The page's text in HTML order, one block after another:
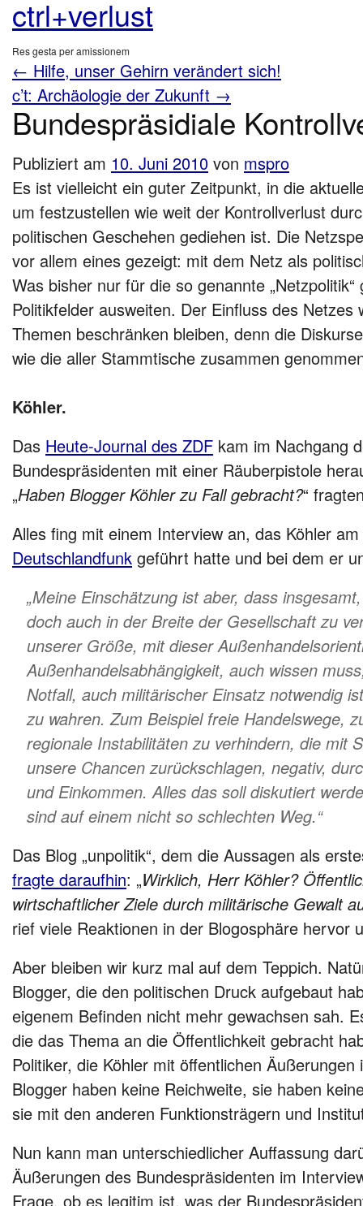
ctrl+verlust
Res gesta per amissionem
← Hilfe, unser Gehirn verändert sich!
c’t: Archäologie der Zukunft →
Bundespräsidiale
Publiziert am 10. Juni 2010 von mspro
Es ist vielleicht ein guter Zeitpunkt, in die
um festzustellen wie weit der Kontrollverlust
politischen Geschehen gediehen ist. Die
vor allem eines gezeigt: mit dem Netz als
Was bisher nur für die so genannte
Politikfelder ausweiten. Der Einfluss des Netzes
Themen beschränken bleiben, denn die
wie die aller Stammtische zusammen
Köhler.
Das Heute-Journal des ZDF kam im Nachgang
Bundespräsidenten mit einer Räuberpistole
„Haben Blogger Köhler zu Fall gebracht?“
Alles fing mit einem Interview an, das Köhler
Deutschlandfunk geführt hatte und bei dem er
„Meine Einschätzung ist aber, dass
doch auch in der Breite der Gesellschaft zu
unserer Größe, mit dieser
Außenhandelsabhängigkeit, auch wissen
Notfall, auch militärischer Einsatz notwendig
zu wahren. Zum Beispiel freie Handelswege,
regionale Instabilitäten zu verhindern, die mit
unsere Chancen zurückschlagen, negativ,
und Einkommen. Alles das soll diskutiert
sind auf einem nicht so schlechten Weg.“
Das Blog „unpolitik“, dem die Aussagen als
fragte daraufhin: „Wirklich, Herr Köhler?
wirtschaftlicher Ziele durch militärische Gewalt
rief viele Reaktionen in der Blogosphäre hervor
Aber bleiben wir kurz mal auf dem Teppich.
Blogger, die den politischen Druck aufgebaut
eigenem Befinden nicht mehr gewachsen sah.
die das Thema an die Öffentlichkeit gebracht
Politiker, die Köhler mit öffentlichen
Blogger haben keine Reichweite, sie haben
sie mit den anderen Funktionsträgern und
Nun kann man unterschiedlicher Auffassung
Äußerungen des Bundespräsidenten im
Frage, ob es legitim ist, was der